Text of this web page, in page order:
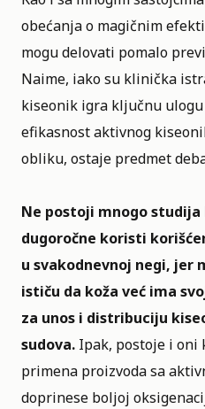
obećanja o magičnim
mogu delovati pomalo
Naime, iako su klinička
kiseonik igra ključnu
efikasnost aktivnog
obliku, ostaje predmet
Ne postoji mnogo
dugoročne koristi
u svakodnevnoj negi, jer
ističu da koža već ima
za unos i distribuciju
sudova. Ipak, postoje i oni
primena proizvoda sa
doprinese boljoj